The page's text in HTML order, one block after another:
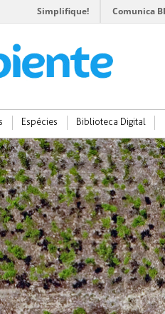
Simplifique! Comunica
Espécies Biblioteca Digital